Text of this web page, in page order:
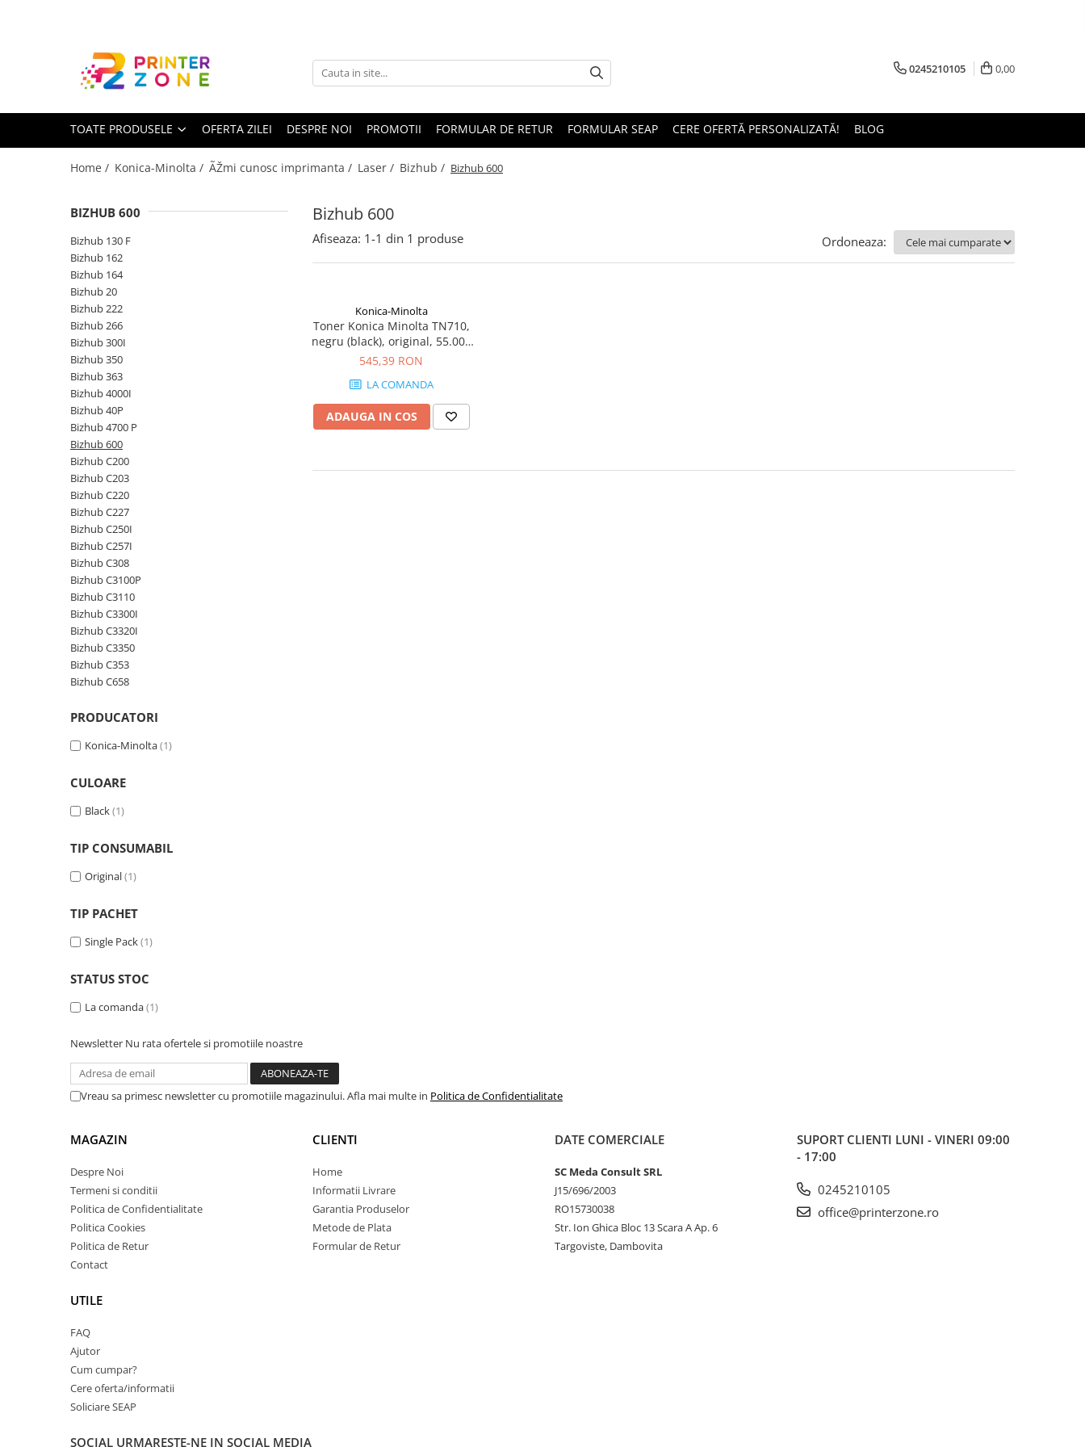
Toate Produsele
Imprimante cu jet
Imprimante etichete
Imprimante termice
Imprimante matriciale
Accesorii imprimante
Accesorii multifunctionale
Piese schimb
Consumabile imprimanta
Capete imprimare
Cartuse inkjet si cerneala
Consumabile imprimanta
compatibile
Tonere compatibile
Cartuse compatibile
Drum unit compatibile
Printare 3D
Filament imprimanta 3D
Laptopuri gaming
Ultrabookuri
Piese si accesorii
Desktop PC
PC Gaming
All-in-One PC
Monitoare LED
Accesorii monitoare
Componente
Procesoare
Placi de baza
Memorii RAM
SSD-uri interne
Hard disk-uri interne
0245210105 0,00
TOATE PRODUSELE OFERTA ZILEI DESPRE NOI PROMOTII FORMULAR DE RETUR FORMULAR SEAP CERE OFERTĂ PERSONALIZATĂ! BLOG
Home / Konica-Minolta / ÃŽmi cunosc imprimanta / Laser / Bizhub / Bizhub 600
Bizhub 600
BIZHUB 600
Bizhub 130 F
Bizhub 162
Bizhub 164
Bizhub 20
Bizhub 222
Bizhub 266
Bizhub 300I
Bizhub 350
Bizhub 363
Bizhub 4000I
Bizhub 40P
Bizhub 4700 P
Bizhub 600
Bizhub C200
Bizhub C203
Bizhub C220
Bizhub C227
Bizhub C250I
Bizhub C257I
Bizhub C308
Bizhub C3100P
Bizhub C3110
Bizhub C3300I
Bizhub C3320I
Bizhub C3350
Bizhub C353
Bizhub C658
PRODUCATORI
Konica-Minolta(1)
CULOARE
Black(1)
TIP CONSUMABIL
Original(1)
TIP PACHET
Single Pack(1)
STATUS STOC
La comanda(1)
Afiseaza: 1-1 din 1 produse Ordoneaza:
Konica-Minolta
Toner Konica Minolta TN710,
negru (black), original, 55.000
pagini
545,39 RON
LA COMANDA
ADAUGA IN COS
Newsletter Nu rata ofertele si promotiile noastre
Vreau sa primesc newsletter cu promotiile magazinului. Afla mai multe in Politica de Confidentialitate
MAGAZIN
Despre Noi
Termeni si conditii
Politica de Confidentialitate
Politica Cookies
Politica de Retur
Contact
UTILE
FAQ
Ajutor
Cum cumpar?
Cere oferta/informatii
Soliciare SEAP
CLIENTI
Home
Informatii Livrare
Garantia Produselor
Metode de Plata
Formular de Retur
DATE COMERCIALE
SC Meda Consult SRL
J15/696/2003
RO15730038
Str. Ion Ghica Bloc 13 Scara A Ap. 6
Targoviste, Dambovita
SUPORT CLIENTI LUNI - VINERI 09:00
- 17:00
0245210105
office@printerzone.ro
SOCIAL URMARESTE-NE IN SOCIAL MEDIA